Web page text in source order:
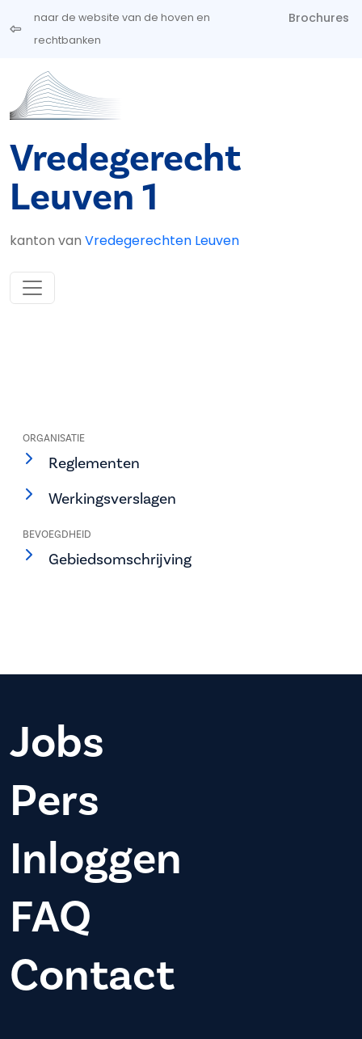
Overslaan en naar de inhoud gaan
naar de website van de hoven en
rechtbanken
Brochures
Vredegerecht
Leuven 1
kanton van Vredegerechten Leuven
ORGANISATIE
Reglementen
Werkingsverslagen
BEVOEGDHEID
Gebiedsomschrijving
Jobs
Pers
Inloggen
FAQ
Contact